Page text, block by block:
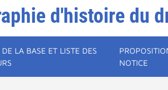
d'histoire du
LA BASE ET LISTE DES
NOTICE